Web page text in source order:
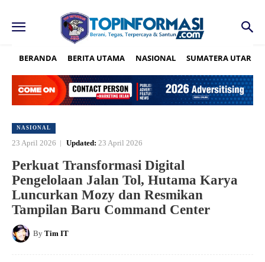
BERANDA BERITA UTAMA NASIONAL SUMATERA UTARA
NASIONAL
23 April 2026 Updated: 23 April 2026
Perkuat Transformasi Digital
Pengelolaan Jalan Tol, Hutama Karya
Luncurkan Mozy dan Resmikan
Tampilan Baru Command Center
By Tim IT